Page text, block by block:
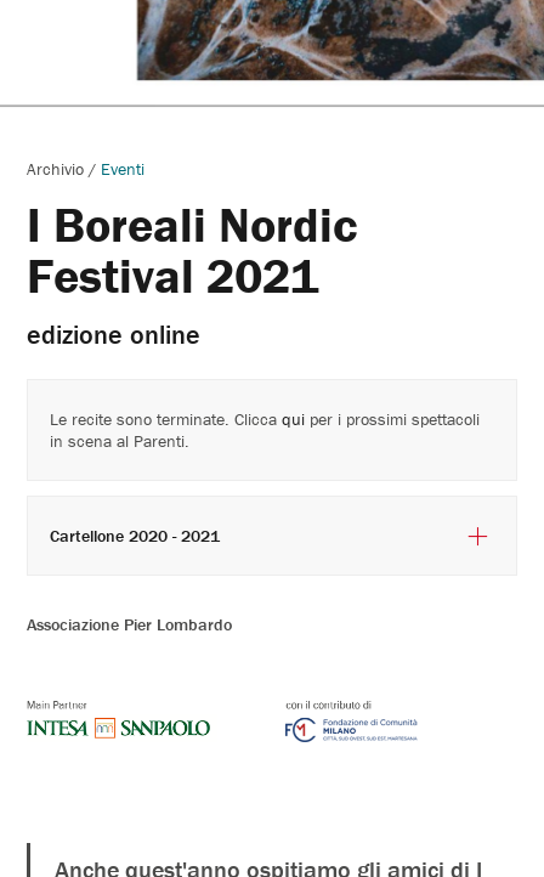
Archivio / Eventi
I Boreali Nordic
Festival 2021
edizione online
Associazione Pier Lombardo
Anche quest'anno ospitiamo gli amici di I
Le recite sono terminate. Cliccaqui per i prossimi spettacoli
in scena al Parenti.
Cartellone 2020 - 2021